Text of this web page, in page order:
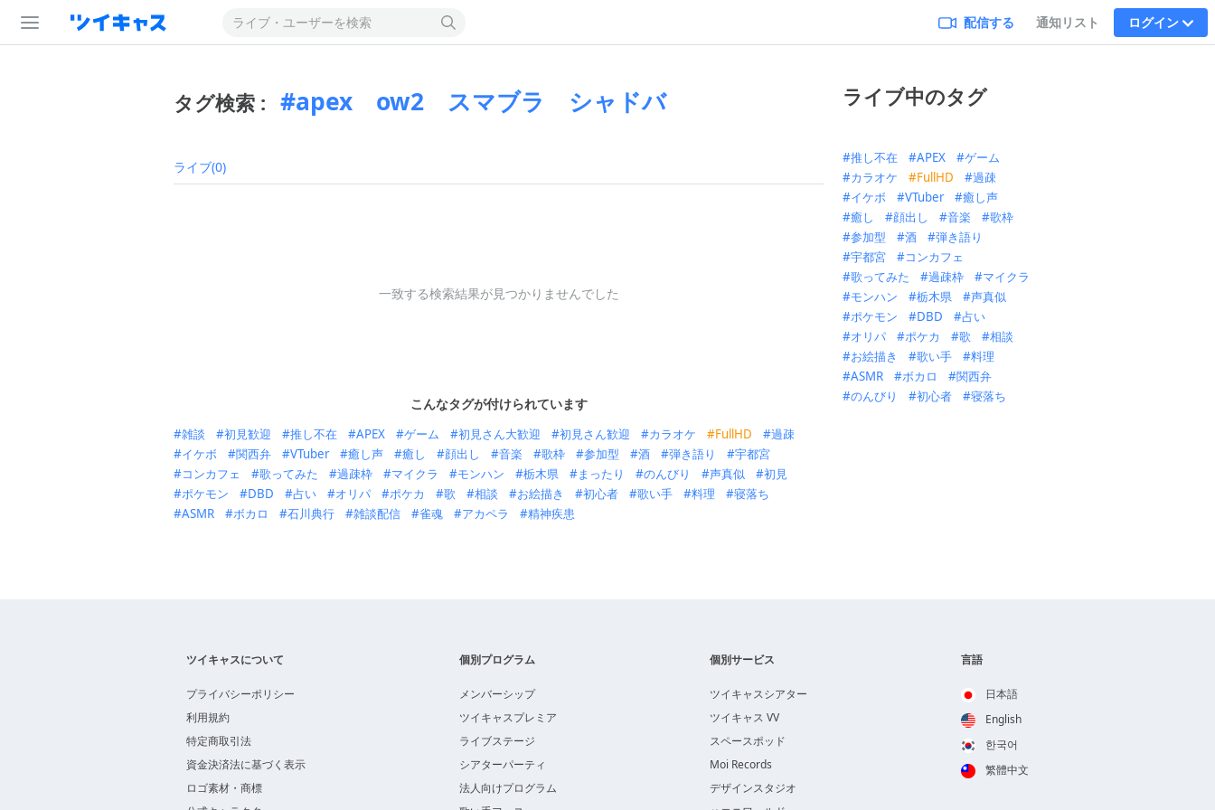
配信する 通知リスト ログイン
タグ検索 : apex ow2 スマブラ シャドバ
ライブ(0)
一致する検索結果が見つかりませんでした
こんなタグが付けられています
雑談 初見歓迎 推し不在 APEX ゲーム 初見さん大歓迎 初見さん歓迎 カラオケ FullHD
過疎
イケボ
関西弁 VTuber 癒し声 癒し 顔出し 音楽 歌枠 参加型 酒 弾き語り
宇都宮
コンカフェ
歌ってみた 過疎枠 マイクラ モンハン 栃木県 まったり のんびり 声真似
初見
ポケモン
DBD 占い オリパ ポケカ 歌 相談 お絵描き 初心者 歌い手 料理
寝落ち
ASMR
ボカロ 石川典行 雑談配信 雀魂 アカペラ 精神疾患
ライブ中のタグ
推し不在 APEX
ゲーム
カラオケ
FullHD
過疎
イケボ
VTuber
癒し声
癒し
顔出し 音楽
歌枠
参加型
酒
弾き語り
宇都宮
コンカフェ
歌ってみた
過疎枠
マイクラ
モンハン
栃木県
声真似
ポケモン
DBD
占い
オリパ
ポケカ 歌
相談
お絵描き
歌い手
料理
ASMR
ボカロ
関西弁
のんびり
初心者 寝落ち
ツイキャスについて
プライバシーポリシー
利用規約
特定商取引法
資金決済法に基づく表示
ロゴ素材・商標
個別プログラム
メンバーシップ
ツイキャスプレミア
ライブステージ
シアターパーティ
法人向けプログラム
個別サービス
ツイキャスシアター
ツイキャス VV
スペースポッド
Moi Records
デザインスタジオ
言語
日本語
English
한국어
繁體中文